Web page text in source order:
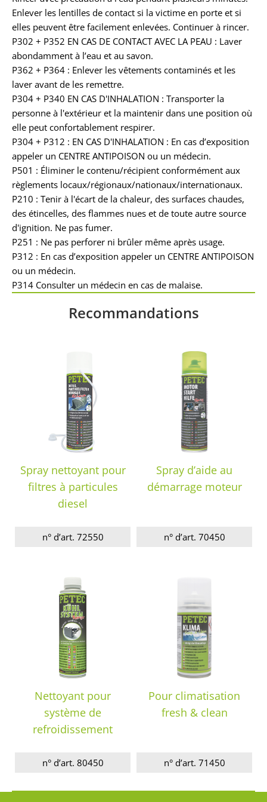
Enlever les lentilles de contact si la victime en porte et si
elles peuvent être facilement enlevées. Continuer à rincer.
P302 + P352 EN CAS DE CONTACT AVEC LA PEAU : Laver
abondamment à l’eau et au savon.
P362 + P364 : Enlever les vêtements contaminés et les
laver avant de les remettre.
P304 + P340 EN CAS D'INHALATION : Transporter la
personne à l'extérieur et la maintenir dans une position où
elle peut confortablement respirer.
P304 + P312 : EN CAS D'INHALATION : En cas d’exposition
appeler un CENTRE ANTIPOISON ou un médecin.
P501 : Éliminer le contenu/récipient conformément aux
règlements locaux/régionaux/nationaux/internationaux.
P210 : Tenir à l'écart de la chaleur, des surfaces chaudes,
des étincelles, des flammes nues et de toute autre source
d'ignition. Ne pas fumer.
P251 : Ne pas perforer ni brûler même après usage.
P312 : En cas d’exposition appeler un CENTRE ANTIPOISON
ou un médecin.
P314 Consulter un médecin en cas de malaise.
Recommandations
Spray nettoyant pour
filtres à particules
diesel
n° d’art. 72550
Spray d’aide au
démarrage moteur
n° d’art. 70450
Nettoyant pour
système de
refroidissement
n° d’art. 80450
Pour climatisation
fresh & clean
n° d’art. 71450